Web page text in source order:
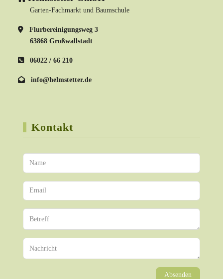
Garten-Fachmarkt und Baumschule
Flurbereinigungsweg 3
63868 Großwallstadt
06022 / 66 210
info@helmstetter.de
Kontakt
Absenden